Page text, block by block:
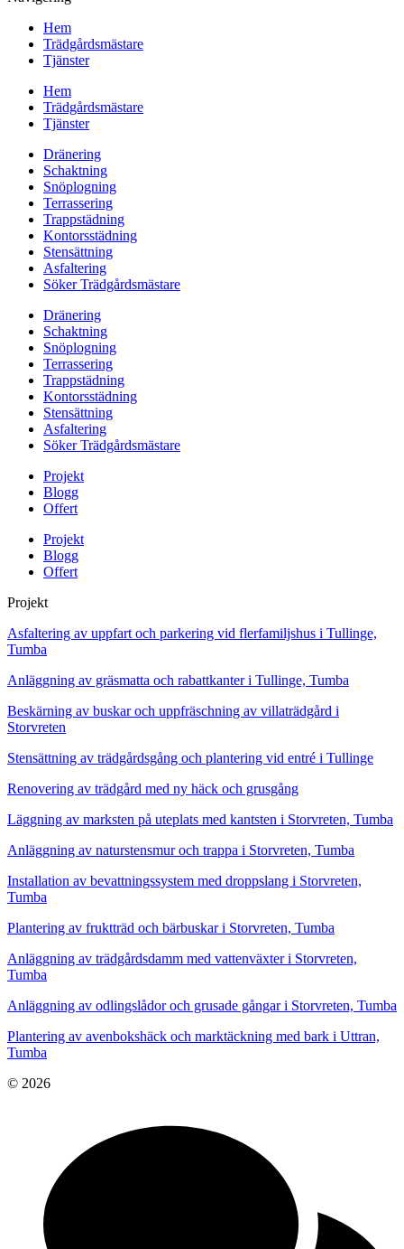
Hem
Trädgårdsmästare
Tjänster
Hem
Trädgårdsmästare
Tjänster
Dränering
Schaktning
Snöplogning
Terrassering
Trappstädning
Kontorsstädning
Stensättning
Asfaltering
Söker Trädgårdsmästare
Dränering
Schaktning
Snöplogning
Terrassering
Trappstädning
Kontorsstädning
Stensättning
Asfaltering
Söker Trädgårdsmästare
Projekt
Blogg
Offert
Projekt
Blogg
Offert
Projekt
Asfaltering av uppfart och parkering vid flerfamiljshus i Tullinge,
Tumba
Anläggning av gräsmatta och rabattkanter i Tullinge, Tumba
Beskärning av buskar och uppfräschning av villaträdgård i
Storvreten
Stensättning av trädgårdsgång och plantering vid entré i Tullinge
Renovering av trädgård med ny häck och grusgång
Läggning av marksten på uteplats med kantsten i Storvreten, Tumba
Anläggning av naturstensmur och trappa i Storvreten, Tumba
Installation av bevattningssystem med droppslang i Storvreten,
Tumba
Plantering av fruktträd och bärbuskar i Storvreten, Tumba
Anläggning av trädgårdsdamm med vattenväxter i Storvreten,
Tumba
Anläggning av odlingslådor och grusade gångar i Storvreten, Tumba
Plantering av avenbokshäck och marktäckning med bark i Uttran,
Tumba
© 2026